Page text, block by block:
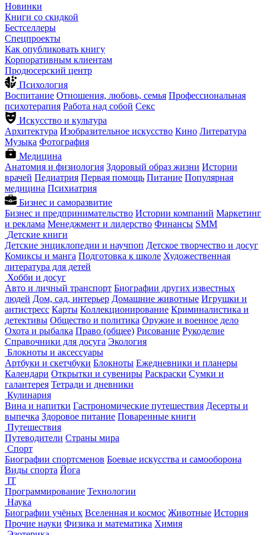
Новинки
Книги со скидкой
Бестселлеры
Спецпроекты
Как опубликовать книгу
Корпоративным клиентам
Продюсерский центр
Психология
Воспитание Отношения, любовь, семья Профессиональная
психотерапия Работа над собой Секс
Искусство и культура
Архитектура Изобразительное искусство Кино Литература
Музыка Фотография
Медицина
Анатомия и физиология Здоровый образ жизни Истории
врачей Педиатрия Первая помощь Питание Популярная
медицина Психиатрия
Бизнес и саморазвитие
Бизнес и предпринимательство Истории компаний Маркетинг
и реклама Менеджмент и лидерство Финансы SMM
Детские книги
Детские энциклопедии и научпоп Детское творчество и досуг
Комиксы и манга Подготовка к школе Художественная
литература для детей
Хобби и досуг
Авто и личный транспорт Биографии других известных
людей Дом, сад, интерьер Домашние животные Игрушки и
антистресс Карты Коллекционирование Криминалистика и
детективы Общество и политика Оружие и военное дело
Охота и рыбалка Право (общее) Рисование Рукоделие
Справочники для досуга Экология
Блокноты и аксессуары
Артбуки и скетчбуки Блокноты Ежедневники и планеры
Календари Открытки и сувениры Раскраски Сумки и
галантерея Тетради и дневники
Кулинария
Вина и напитки Гастрономические путешествия Десерты и
выпечка Здоровое питание Поваренные книги
Путешествия
Путеводители Страны мира
Спорт
Биографии спортсменов Боевые искусства и самооборона
Виды спорта Йога
IT
Программирование Технологии
Наука
Биографии учёных Вселенная и космос Животные История
Прочие науки Физика и математика Химия